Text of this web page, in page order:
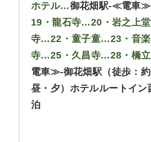
ホテル…御花畑駅-≪電車
19・龍石寺…20・岩之上
寺…22・童子童…23・音
寺…25・久昌寺…28・橋
電車≫-御花畑駅（徒歩：約
昼・夕）ホテルルートイン